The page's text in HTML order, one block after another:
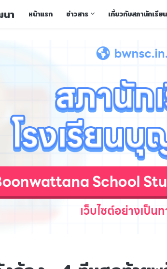
า หน้าแรก ข่าวสาร เกี่ยวกับสภานักเรียน